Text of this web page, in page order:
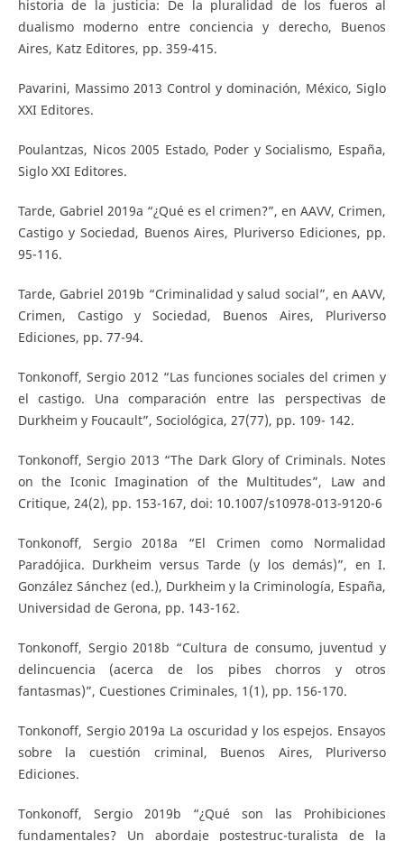
historia de la justicia: De la pluralidad de los fueros al
dualismo moderno entre conciencia y derecho, Buenos
Aires, Katz Editores, pp. 359-415.
Pavarini, Massimo 2013 Control y dominación, México, Siglo
XXI Editores.
Poulantzas, Nicos 2005 Estado, Poder y Socialismo, España,
Siglo XXI Editores.
Tarde, Gabriel 2019a “¿Qué es el crimen?”, en AAVV, Crimen,
Castigo y Sociedad, Buenos Aires, Pluriverso Ediciones, pp.
95-116.
Tarde, Gabriel 2019b “Criminalidad y salud social”, en AAVV,
Crimen, Castigo y Sociedad, Buenos Aires, Pluriverso
Ediciones, pp. 77-94.
Tonkonoff, Sergio 2012 “Las funciones sociales del crimen y
el castigo. Una comparación entre las perspectivas de
Durkheim y Foucault”, Sociológica, 27(77), pp. 109- 142.
Tonkonoff, Sergio 2013 “The Dark Glory of Criminals. Notes
on the Iconic Imagination of the Multitudes”, Law and
Critique, 24(2), pp. 153-167, doi: 10.1007/s10978-013-9120-6
Tonkonoff, Sergio 2018a “El Crimen como Normalidad
Paradójica. Durkheim versus Tarde (y los demás)”, en I.
González Sánchez (ed.), Durkheim y la Criminología, España,
Universidad de Gerona, pp. 143-162.
Tonkonoff, Sergio 2018b “Cultura de consumo, juventud y
delincuencia (acerca de los pibes chorros y otros
fantasmas)”, Cuestiones Criminales, 1(1), pp. 156-170.
Tonkonoff, Sergio 2019a La oscuridad y los espejos. Ensayos
sobre la cuestión criminal, Buenos Aires, Pluriverso
Ediciones.
Tonkonoff, Sergio 2019b “¿Qué son las Prohibiciones
fundamentales? Un abordaje postestruc-turalista de la